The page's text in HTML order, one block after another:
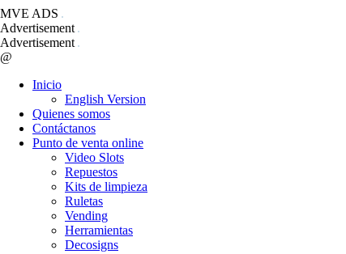
MVE ADS
Advertisement
Advertisement
@
Inicio
English Version
Quienes somos
Contáctanos
Punto de venta online
Video Slots
Repuestos
Kits de limpieza
Ruletas
Vending
Herramientas
Decosigns